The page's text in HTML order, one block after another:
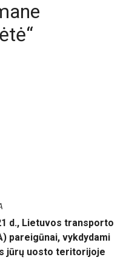
d., Lietuvos transporto
pareigūnai, vykdydami
jūrų uosto teritorijoje